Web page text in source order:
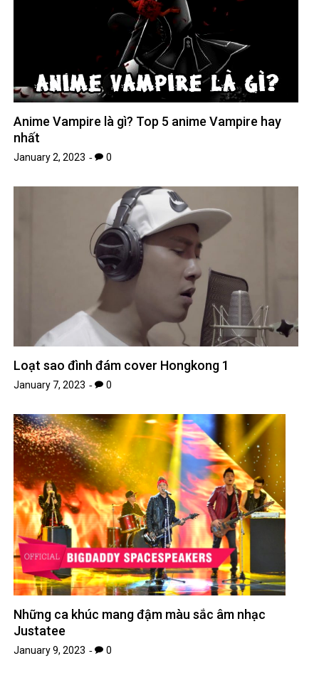
Anime Vampire là gì? Top 5 anime Vampire hay
nhất
January 2, 2023 0
Loạt sao đình đám cover Hongkong 1
January 7, 2023 0
Những ca khúc mang đậm màu sắc âm nhạc
Justatee
January 9, 2023 0